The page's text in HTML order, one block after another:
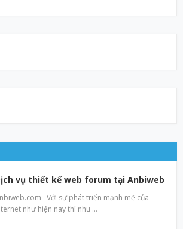
vụ thiết kế web forum tại Anbiweb
Với sự phát triển mạnh mẽ của
như hiện nay thì nhu …